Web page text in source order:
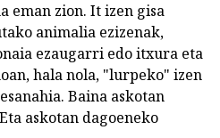
eman zion. It izen gisa
animalia ezizenak,
ezaugarri edo itxura eta
hala nola, "lurpeko" izen
Baina askotan
askotan dagoeneko